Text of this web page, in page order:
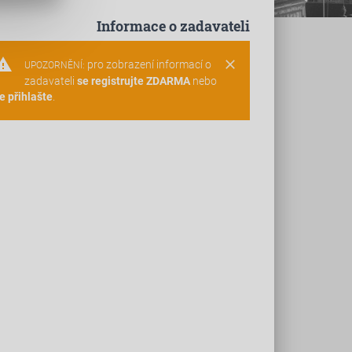
Informace o zadavateli
clear
UPOZORNĚNÍ: pro zobrazení informací o
zadavateli se registrujte ZDARMAnebo
přihlašte.